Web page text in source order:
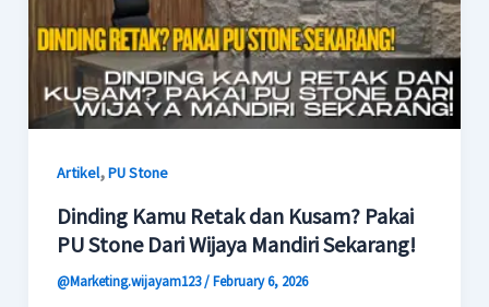
Artikel,PU Stone
Dinding Kamu Retak dan Kusam? Pakai
PU Stone Dari Wijaya Mandiri Sekarang!
@Marketing.wijayam123/February 6, 2026